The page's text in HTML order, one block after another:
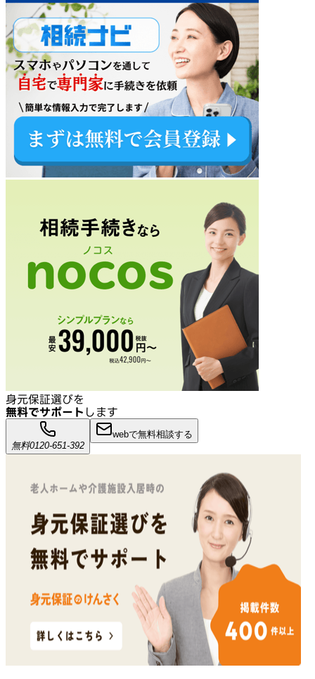
身元保証選びを
無料でサポート します
無料0120-651-392
webで無料相談する